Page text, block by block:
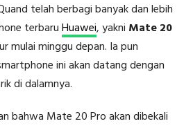
telah berbagi banyak dan lebih
terbaruHuawei, yakni Mate 20
mulai minggu depan. Ia pun
ini akan datang dengan
di dalamnya.
bahwa Mate 20 Pro akan dibekali